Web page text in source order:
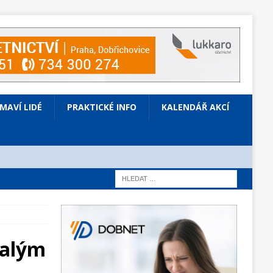
LIDÉ PRAKTICKÉ INFO KALENDÁŘ AKCÍ